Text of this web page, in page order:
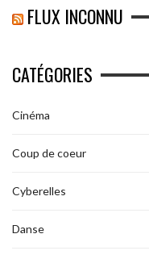
FLUX INCONNU
CATÉGORIES
Cinéma
Coup de coeur
Cyberelles
Danse